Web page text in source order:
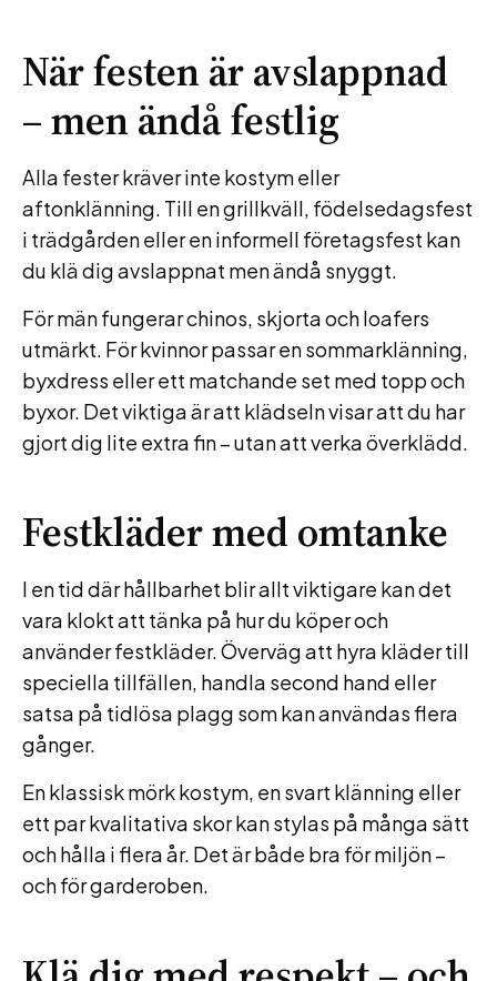
När festen är avslappnad
– men ändå festlig
Alla fester kräver inte kostym eller
aftonklänning. Till en grillkväll, födelsedagsfest
i trädgården eller en informell företagsfest kan
du klä dig avslappnat men ändå snyggt.
För män fungerar chinos, skjorta och loafers
utmärkt. För kvinnor passar en sommarklänning,
byxdress eller ett matchande set med topp och
byxor. Det viktiga är att klädseln visar att du har
gjort dig lite extra fin – utan att verka överklädd.
Festkläder med omtanke
I en tid där hållbarhet blir allt viktigare kan det
vara klokt att tänka på hur du köper och
använder festkläder. Överväg att hyra kläder till
speciella tillfällen, handla second hand eller
satsa på tidlösa plagg som kan användas flera
gånger.
En klassisk mörk kostym, en svart klänning eller
ett par kvalitativa skor kan stylas på många sätt
och hålla i flera år. Det är både bra för miljön –
och för garderoben.